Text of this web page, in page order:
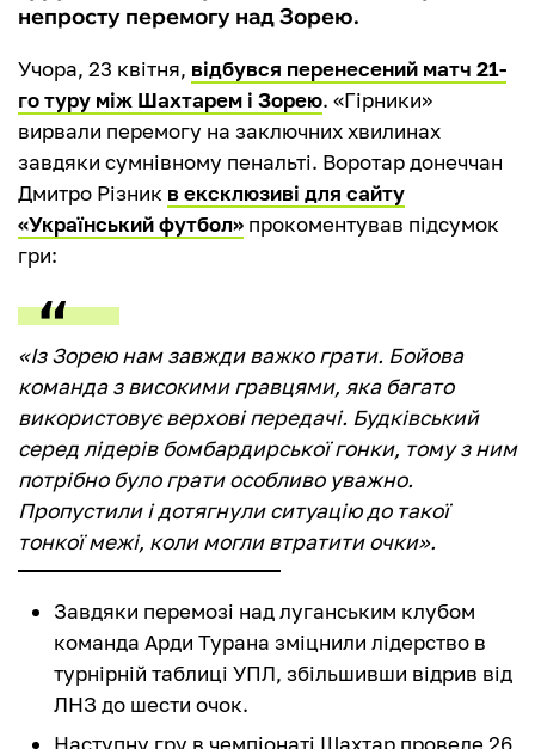
непросту перемогу над Зорею.
Учора, 23 квітня, відбувся перенесений матч 21-
го туру між Шахтарем і Зорею. «Гірники»
вирвали перемогу на заключних хвилинах
завдяки сумнівному пенальті. Воротар донеччан
Дмитро Різник в ексклюзиві для сайту
«Український футбол» прокоментував підсумок
гри:
«Із Зорею нам завжди важко грати. Бойова
команда з високими гравцями, яка багато
використовує верхові передачі. Будківський
серед лідерів бомбардирської гонки, тому з ним
потрібно було грати особливо уважно.
Пропустили і дотягнули ситуацію до такої
тонкої межі, коли могли втратити очки».
Завдяки перемозі над луганським клубом
команда Арди Турана зміцнили лідерство в
турнірній таблиці УПЛ, збільшивши відрив від
ЛНЗ до шести очок.